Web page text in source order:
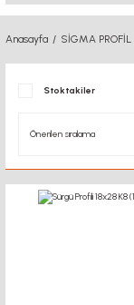
Anasayfa SİGMA PROFİL
Stoktakiler